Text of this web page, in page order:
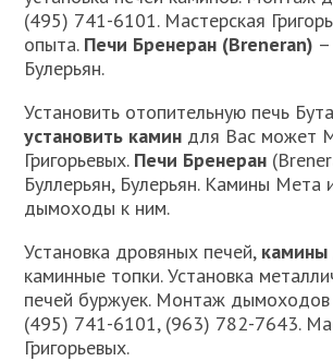
(495) 741-6101. Мастерская
опыта. Печи Бренеран (Breneran)
Булерьян.
Установить отопительную печь
установить камин для Вас может
Григорьевых. Печи Бренеран
Буллерьян, Булерьян. Камины Мета
дымоходы к ним.
Установка дровяных печей, камины
каминные топки. Установка
печей буржуек. Монтаж дымоходов
(495) 741-6101, (963) 782-7643.
Григорьевых.